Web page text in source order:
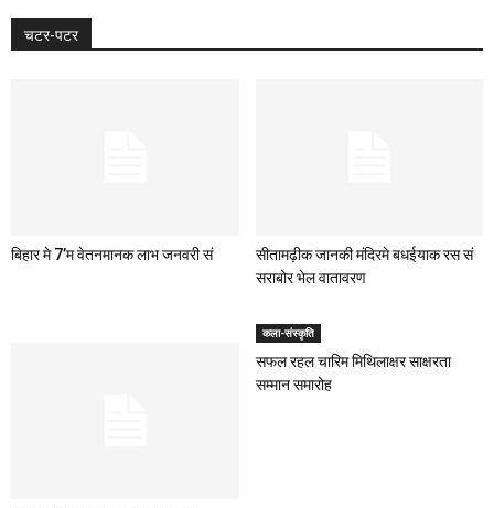
चटर-पटर
बिहार मे 7’म वेतनमानक लाभ जनवरी सं
सीतामढ़ीक जानकी मंदिरमे बधईयाक रस सं
सराबोर भेल वातावरण
कला-संस्कृति
सफल रहल चारिम मिथिलाक्षर साक्षरता
सम्मान समारोह